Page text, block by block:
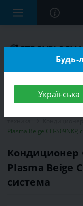
Plasma Beige CH-S09NKP,
Кондиционер
Plasma Beige
система
Будь-
Українська